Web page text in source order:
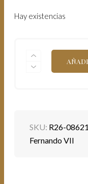
Hay existencias
FERNANDO
(CAL-
1610).
6,69
SKU: R26-08621
Fernando VII